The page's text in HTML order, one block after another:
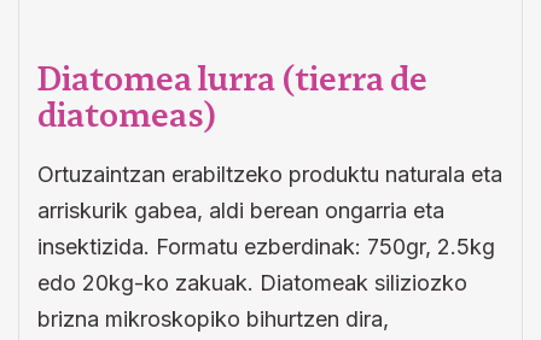
Diatomea lurra (tierra de
diatomeas)
Ortuzaintzan erabiltzeko produktu naturala eta
arriskurik gabea, aldi berean ongarria eta
insektizida. Formatu ezberdinak: 750gr, 2.5kg
edo 20kg-ko zakuak. Diatomeak siliziozko
brizna mikroskopiko bihurtzen dira,